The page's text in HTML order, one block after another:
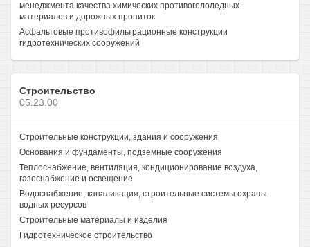
менеджмента качества химических противогололедных
материалов и дорожных пропиток
Асфальтовые противофильтрационные конструкции
гидротехнических сооружений
Строительство
05.23.00
Строительные конструкции, здания и сооружения
Основания и фундаменты, подземные сооружения
Теплоснабжение, вентиляция, кондиционирование воздуха,
газоснабжение и освещение
Водоснабжение, канализация, строительные системы охраны
водных ресурсов
Строительные материалы и изделия
Гидротехническое строительство